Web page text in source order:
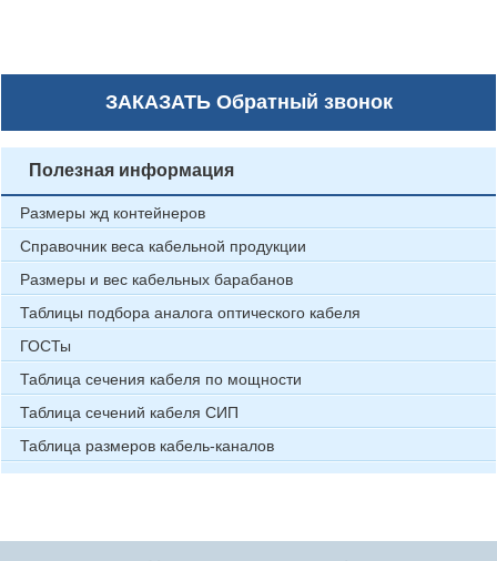
ЗАКАЗАТЬОбратный звонок
Полезная информация
Размеры жд контейнеров
Справочник веса кабельной продукции
Размеры и вес кабельных барабанов
Таблицы подбора аналога оптического кабеля
ГОСТы
Таблица сечения кабеля по мощности
Таблица сечений кабеля СИП
Таблица размеров кабель-каналов